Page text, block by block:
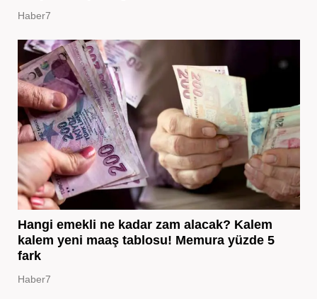
Haber7
Hangi emekli ne kadar zam alacak? Kalem
kalem yeni maaş tablosu! Memura yüzde 5
fark
Haber7